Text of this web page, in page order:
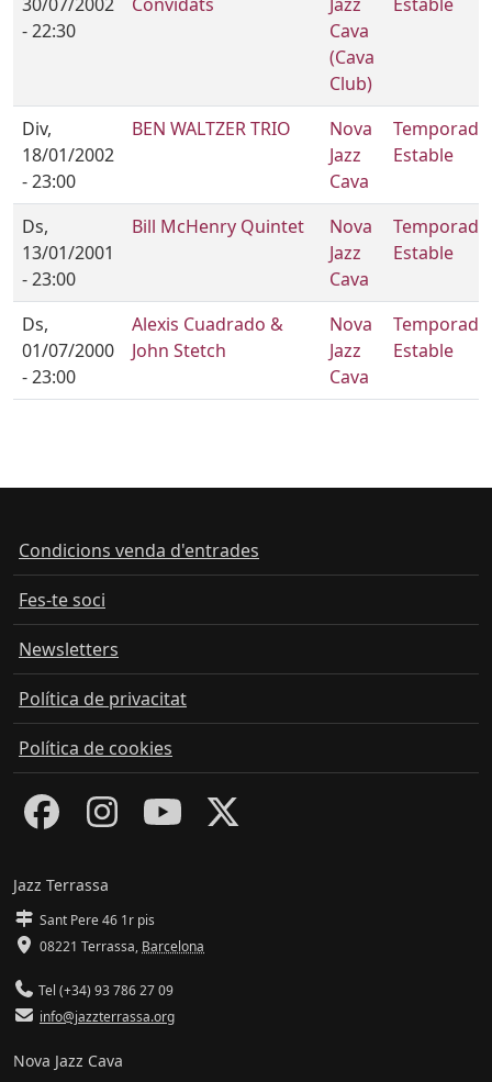
- 22:30
Cava
(Cava
Club)
Div,
18/01/2002
- 23:00
BEN WALTZER TRIO
Nova
Jazz
Cava
Temporada
Estable
Ds,
13/01/2001
- 23:00
Bill McHenry Quintet
Nova
Jazz
Cava
Temporada
Estable
Ds,
01/07/2000
- 23:00
Alexis Cuadrado &
John Stetch
Nova
Jazz
Cava
Temporada
Estable
Condicions venda d'entrades
Fes-te soci
Newsletters
Política de privacitat
Política de cookies
Jazz Terrassa
Sant Pere 46 1r pis
08221 Terrassa, Barcelona
Tel (+34) 93 786 27 09
info@jazzterrassa.org
Nova Jazz Cava